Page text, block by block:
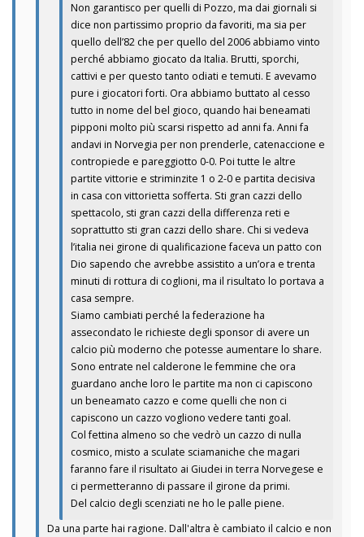
Non garantisco per quelli di Pozzo, ma dai giornali si
dice non partissimo proprio da favoriti, ma sia per
quello dell’82 che per quello del 2006 abbiamo vinto
perché abbiamo giocato da Italia. Brutti, sporchi,
cattivi e per questo tanto odiati e temuti. E avevamo
pure i giocatori forti. Ora abbiamo buttato al cesso
tutto in nome del bel gioco, quando hai beneamati
pipponi molto più scarsi rispetto ad anni fa. Anni fa
andavi in Norvegia per non prenderle, catenaccione e
contropiede e pareggiotto 0-0. Poi tutte le altre
partite vittorie e striminzite 1 o 2-0 e partita decisiva
in casa con vittorietta sofferta. Sti gran cazzi dello
spettacolo, sti gran cazzi della differenza reti e
soprattutto sti gran cazzi dello share. Chi si vedeva
l’italia nei girone di qualificazione faceva un patto con
Dio sapendo che avrebbe assistito a un’ora e trenta
minuti di rottura di coglioni, ma il risultato lo portava a
casa sempre.
Siamo cambiati perché la federazione ha
assecondato le richieste degli sponsor di avere un
calcio più moderno che potesse aumentare lo share.
Sono entrate nel calderone le femmine che ora
guardano anche loro le partite ma non ci capiscono
un beneamato cazzo e come quelli che non ci
capiscono un cazzo vogliono vedere tanti goal.
Col fettina almeno so che vedrò un cazzo di nulla
cosmico, misto a sculate sciamaniche che magari
faranno fare il risultato ai Giudei in terra Norvegese e
ci permetteranno di passare il girone da primi.
Del calcio degli scenziati ne ho le palle piene.
Da una parte hai ragione. Dall'altra è cambiato il calcio e non